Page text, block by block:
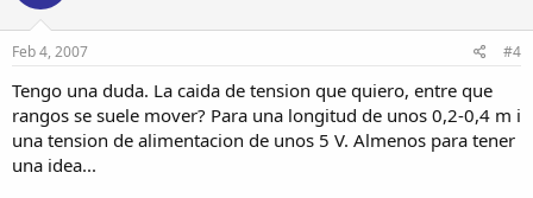
Feb 4, 2007 #4
Tengo una duda. La caida de tension que quiero, entre que
rangos se suele mover? Para una longitud de unos 0,2-0,4 m i
una tension de alimentacion de unos 5 V. Almenos para tener
una idea...